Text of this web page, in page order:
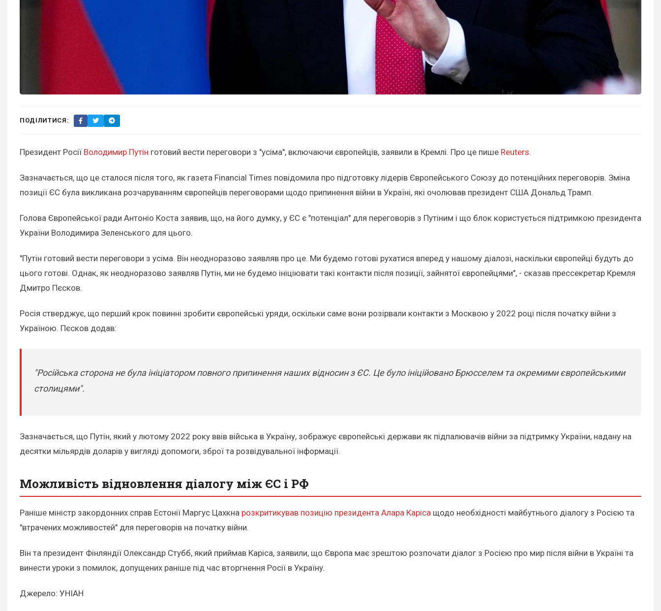
ПОДІЛИТИСЯ:
Президент Росії Володимир Путін готовий вести переговори з "усіма", включаючи європейців, заявили в Кремлі. Про це пише Reuters.
Зазначається, що це сталося після того, як газета Financial Times повідомила про підготовку лідерів Європейського Союзу до потенційних переговорів. Зміна
позиції ЄС була викликана розчаруванням європейців переговорами щодо припинення війни в Україні, які очолював президент США Дональд Трамп.
Голова Європейської ради Антоніо Коста заявив, що, на його думку, у ЄС є "потенціал" для переговорів з Путіним і що блок користується підтримкою президента
України Володимира Зеленського для цього.
"Путін готовий вести переговори з усіма. Він неодноразово заявляв про це. Ми будемо готові рухатися вперед у нашому діалозі, наскільки європейці будуть до
цього готові. Однак, як неодноразово заявляв Путін, ми не будемо ініціювати такі контакти після позиції, зайнятої європейцями", - сказав прессекретар Кремля
Дмитро Пєсков.
Росія стверджує, що перший крок повинні зробити європейські уряди, оскільки саме вони розірвали контакти з Москвою у 2022 році після початку війни з
Україною. Пєсков додав:
"Російська сторона не була ініціатором повного припинення наших відносин з ЄС. Це було ініційовано Брюсселем та окремими європейськими
столицями".
Зазначається, що Путін, який у лютому 2022 року ввів війська в Україну, зображує європейські держави як підпалювачів війни за підтримку України, надану на
десятки мільярдів доларів у вигляді допомоги, зброї та розвідувальної інформації.
Можливість відновлення діалогу між ЄС і РФ
Раніше міністр закордонних справ Естонії Маргус Цахкна розкритикував позицію президента Алара Каріса щодо необхідності майбутнього діалогу з Росією та
"втрачених можливостей" для переговорів на початку війни.
Він та президент Фінляндії Олександр Стубб, який приймав Каріса, заявили, що Європа має зрештою розпочати діалог з Росією про мир після війни в Україні та
винести уроки з помилок, допущених раніше під час вторгнення Росії в Україну.
Джерело: УНІАН